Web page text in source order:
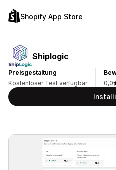
Shopify App Store
Shiplogic
Preisgestaltung
Kostenloser Test verfügbar
0,0